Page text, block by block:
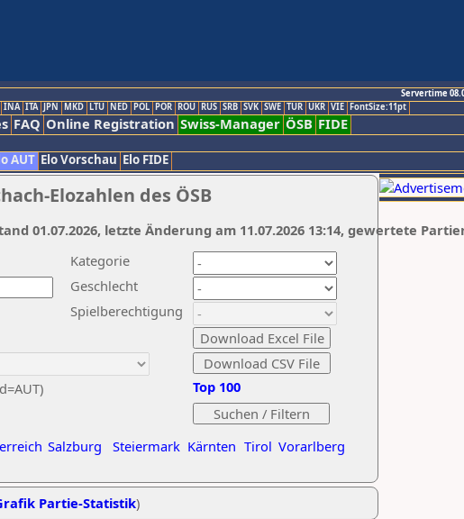
Servertime
INA ITA JPN MKD LTU NED POL POR ROU RUS SRB SVK SWE TUR UKR VIE FontSize:11pt
FAQ Online Registration Swiss-Manager ÖSB FIDE
AUT Elo Vorschau Elo FIDE
Elozahlen des ÖSB
Kategorie
Geschlecht
Spielberechtigung
Salzburg Steiermark Kärnten Tirol Vorarlberg
Top 100
01.07.2026, letzte Änderung am 11.07.2026 13:14, gewertete
Partie-Statistik)